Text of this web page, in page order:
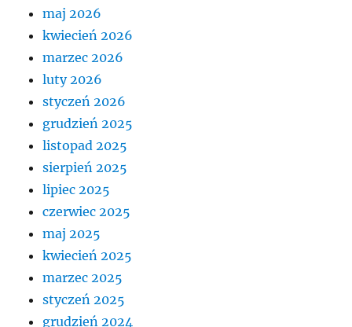
maj 2026
kwiecień 2026
marzec 2026
luty 2026
styczeń 2026
grudzień 2025
listopad 2025
sierpień 2025
lipiec 2025
czerwiec 2025
maj 2025
kwiecień 2025
marzec 2025
styczeń 2025
grudzień 2024